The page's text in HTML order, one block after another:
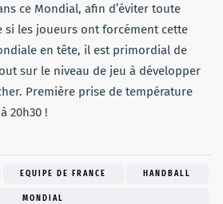
ce Mondial, afin d’éviter toute
si les joueurs ont forcément cette
en tête, il est primordial de
sur le niveau de jeu à développer
Première prise de température
20h30 !
EQUIPE DE FRANCE HANDBALL
MONDIAL